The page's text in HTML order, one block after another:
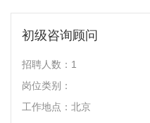
初级咨询顾问
招聘人数：1
岗位类别：
工作地点：北京